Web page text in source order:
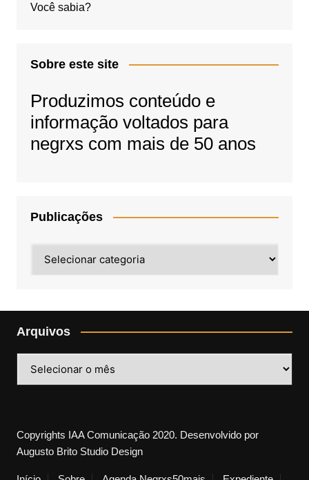
Você sabia?
Sobre este site
Produzimos conteúdo e
informação voltados para
negrxs com mais de 50 anos
Publicações
Arquivos
Copyrights IAA Comunicação 2020. Desenvolvido por
Augusto Brito Studio Design